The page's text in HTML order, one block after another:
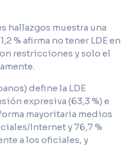
hallazgos muestra una
% afirma no tener LDE en
restricciones y solo el
define la LDE
expresiva (63,3 %) e
mayoritaria medios
Internet y 76,7 %
a los oficiales, y